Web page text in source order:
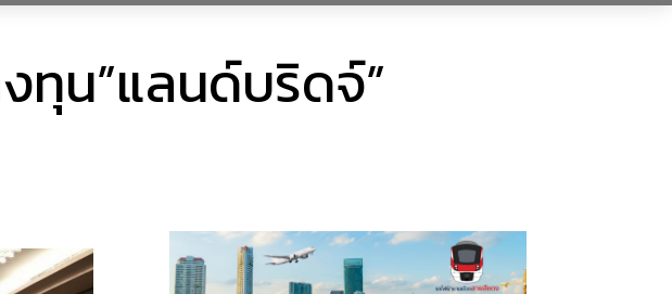
น”แลนด์บริดจ์”